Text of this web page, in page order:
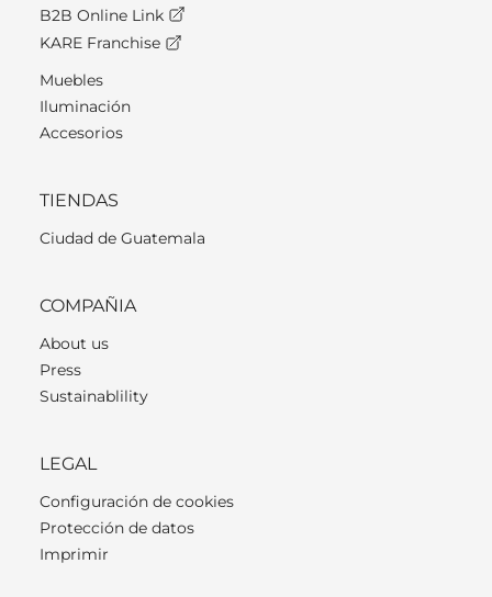
B2B Online Link
KARE Franchise
Muebles
Iluminación
Accesorios
TIENDAS
Ciudad de Guatemala
COMPAÑIA
About us
Press
Sustainablility
LEGAL
Configuración de cookies
Protección de datos
Imprimir